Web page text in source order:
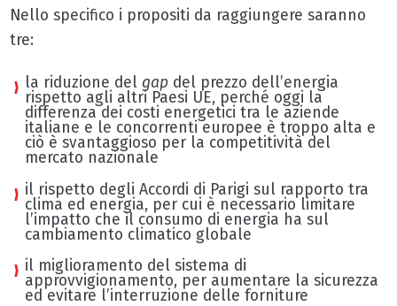
Nello specifico i propositi da raggiungere saranno
tre:
la riduzione del gap del prezzo dell’energia
rispetto agli altri Paesi UE, perché oggi la
differenza dei costi energetici tra le aziende
italiane e le concorrenti europee è troppo alta e
ciò è svantaggioso per la competitività del
mercato nazionale
il rispetto degli Accordi di Parigi sul rapporto tra
clima ed energia, per cui è necessario limitare
l’impatto che il consumo di energia ha sul
cambiamento climatico globale
il miglioramento del sistema di
approvvigionamento, per aumentare la sicurezza
ed evitare l’interruzione delle forniture